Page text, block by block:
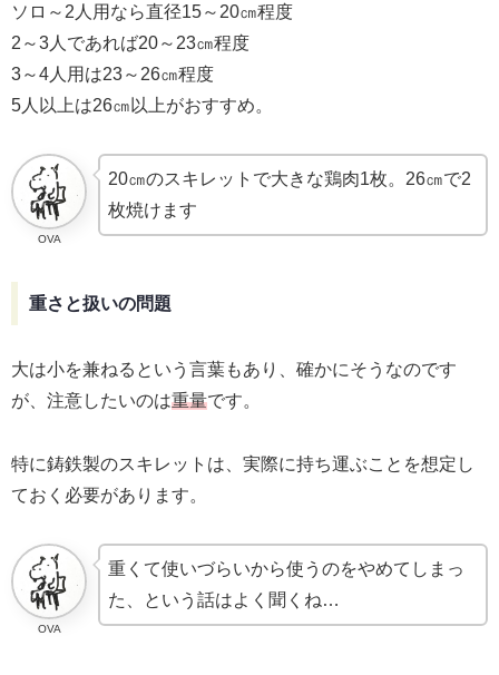
ソロ～2人用なら直径15～20㎝程度
2～3人であれば20～23㎝程度
3～4人用は23～26㎝程度
5人以上は26㎝以上がおすすめ。
OVA
20㎝のスキレットで大きな鶏肉1枚。26㎝で2
枚焼けます
重さと扱いの問題
大は小を兼ねるという言葉もあり、確かにそうなのです
が、注意したいのは重量です。
特に鋳鉄製のスキレットは、実際に持ち運ぶことを想定し
ておく必要があります。
OVA
重くて使いづらいから使うのをやめてしまっ
た、という話はよく聞くね…